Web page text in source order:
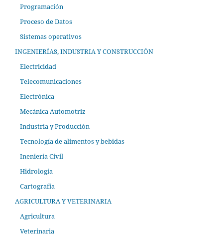
Programación
Proceso de Datos
Sistemas operativos
INGENIERÍAS, INDUSTRIA Y CONSTRUCCIÓN
Electricidad
Telecomunicaciones
Electrónica
Mecánica Automotriz
Industria y Producción
Tecnología de alimentos y bebidas
Ineniería Civil
Hidrología
Cartografía
AGRICULTURA Y VETERINARIA
Agricultura
Veterinaria